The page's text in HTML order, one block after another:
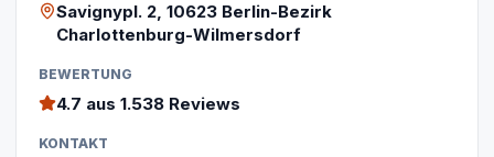
Savignypl. 2, 10623 Berlin-Bezirk
Charlottenburg-Wilmersdorf
BEWERTUNG
4.7 aus 1.538 Reviews
KONTAKT